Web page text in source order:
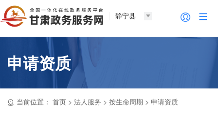
静宁县
申请资质
当前位置： 首页 >法人服务 >按生命周期 > 申请资质